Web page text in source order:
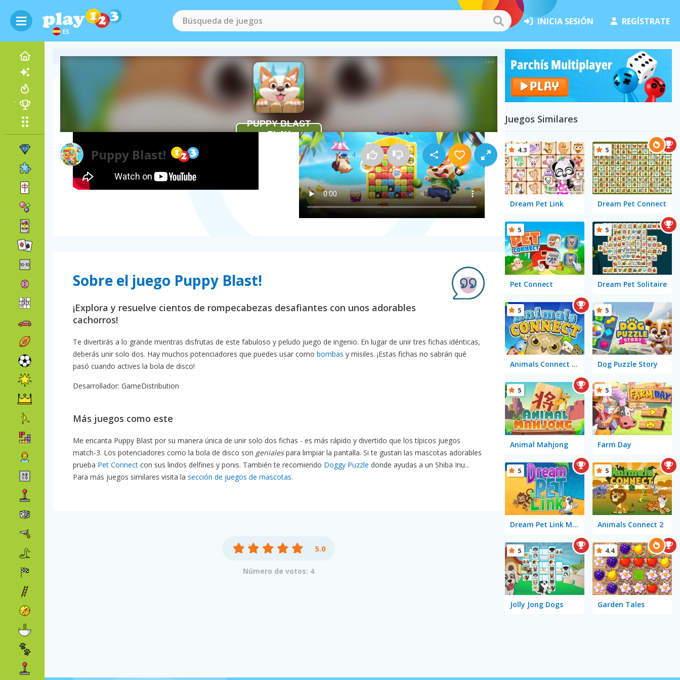
ES
INICIA SESIÓN REGÍSTRATE
Puppy Blast! 4
Vídeo del juego Cómo jugar a Puppy Blast!
Sobre el juego Puppy Blast!
¡Explora y resuelve cientos de rompecabezas desafiantes con unos adorables
cachorros!
Te divertirás a lo grande mientras disfrutas de este fabuloso y peludo juego de ingenio. En lugar de unir tres fichas idénticas,
deberás unir solo dos. Hay muchos potenciadores que puedes usar como bombas y misiles. ¡Estas fichas no sabrán qué
pasó cuando actives la bola de disco!
Desarrollador: GameDistribution
Más juegos como este
Me encanta Puppy Blast por su manera única de unir solo dos fichas - es más rápido y divertido que los típicos juegos
match-3. Los potenciadores como la bola de disco son genialespara limpiar la pantalla. Si te gustan las mascotas adorables
prueba Pet Connect con sus lindos delfines y ponis. También te recomiendo Doggy Puzzle donde ayudas a un Shiba Inu...
Para más juegos similares visita la sección de juegos de mascotas.
5.0
Número de votos: 4
Juegos Similares
Dream Pet Link
4.3
Dream Pet Connect
5
Pet Connect
5
Dream Pet Solitaire
5
Animals Connect Mahjong
5
Dog Puzzle Story
5
Animal Mahjong
5
Farm Day
5
Dream Pet Link Mobile
5
Animals Connect 2
5
Jolly Jong Dogs
5
Garden Tales
4.4